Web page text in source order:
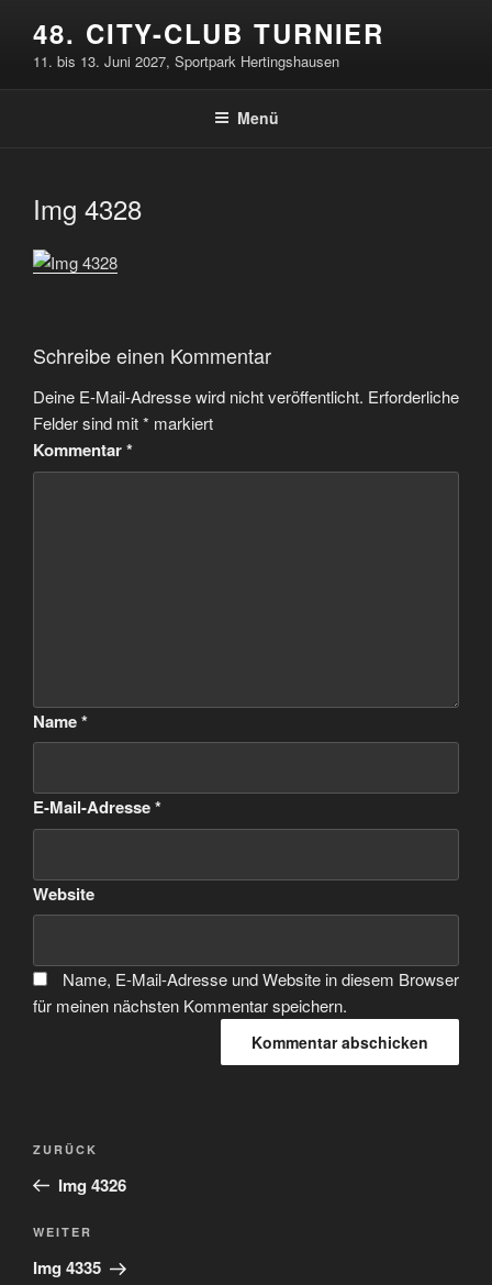
Inhalt
springen
48. CITY-CLUB TURNIER
11. bis 13. Juni 2027, Sportpark Hertingshausen
Menü
Img 4328
Schreibe einen Kommentar
Deine E-Mail-Adresse wird nicht veröffentlicht. Erforderliche
Felder sind mit* markiert
Kommentar*
Name*
E-Mail-Adresse*
Website
Name, E-Mail-Adresse und Website in diesem Browser
für meinen nächsten Kommentar speichern.
Beitragsnavigation
Vorheriger
Beitrag
ZURÜCK
Img 4326
Nächster
Beitrag
WEITER
Img 4335